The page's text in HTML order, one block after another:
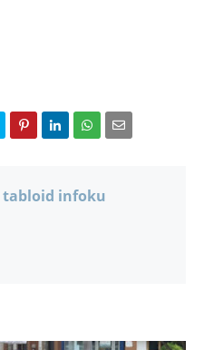
tabloid infoku